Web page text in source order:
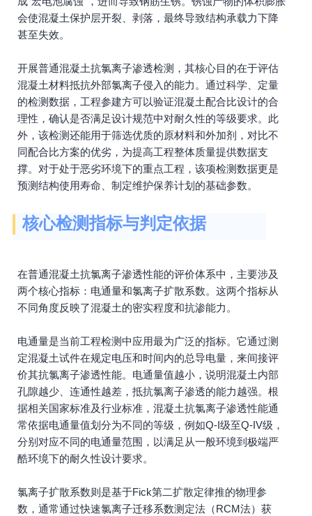
会使混凝土保护层开裂、剥落，最终导致结构承载力下降
甚至失效。
开展普通混凝土抗氯离子渗透检测，其核心目的在于评估
混凝土材料抵抗外部氯离子侵入的能力。通过科学、定量
的检测数据，工程参建方可以验证混凝土配合比设计的合
理性，确认是否满足设计规范中对耐久性的等级要求。此
外，该检测还能用于筛选优质的原材料和外加剂，对比不
同配合比方案的优劣，为提高工程整体质量提供数据支
撑。对于处于恶劣环境下的重点工程，该项检测数据更是
预测结构使用寿命、制定维护保养计划的基础参数。
核心检测指标与判定依据
在普通混凝土抗氯离子渗透性能的评价体系中，主要涉及
两个核心指标：电通量和氯离子扩散系数。这两个指标从
不同角度反映了混凝土的密实程度和抗渗能力。
电通量是当前工程检测中应用最为广泛的指标。它通过测
定混凝土试件在规定电压和时间内的总导电量，来间接评
价其抗氯离子渗透性能。电通量值越小，说明混凝土内部
孔隙越少、连通性越差，抵抗氯离子渗透的能力越强。根
据相关国家标准及行业标准，混凝土抗氯离子渗透性能通
常依据电通量值划分为不同的等级，例如Q-I级至Q-IV级，
分别对应不同的电通量范围，以满足从一般环境到极端严
酷环境下的耐久性设计要求。
氯离子扩散系数则是基于Fick第二扩散定律推的物理参
数，通常通过快速氯离子迁移系数测定法（RCM法）获